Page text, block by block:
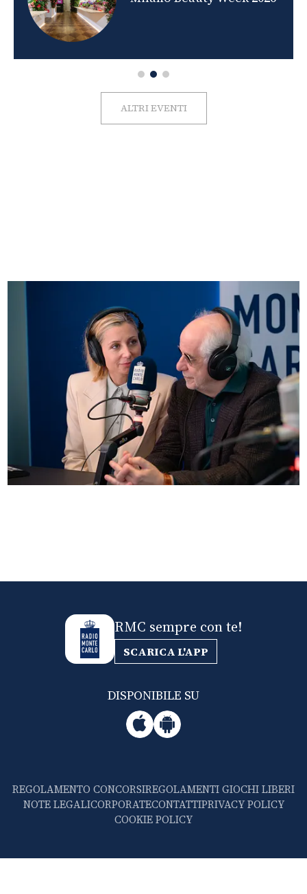
ALTRI EVENTI
RMC sempre con te!
SCARICA L'APP
DISPONIBILE SU
REGOLAMENTO CONCORSIREGOLAMENTI GIOCHI LIBERI
NOTE LEGALICORPORATECONTATTIPRIVACY POLICY
COOKIE POLICY